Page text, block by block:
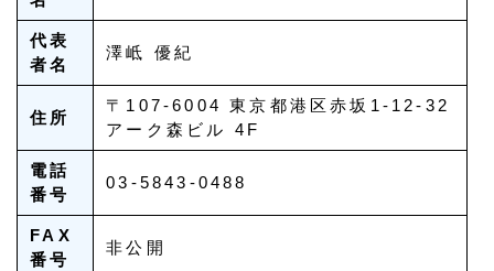
代表
者名
澤岻 優紀
住所
〒107-6004 東京都港区赤坂1-12-32
アーク森ビル 4F
電話
番号
03-5843-0488
FAX
番号
非公開